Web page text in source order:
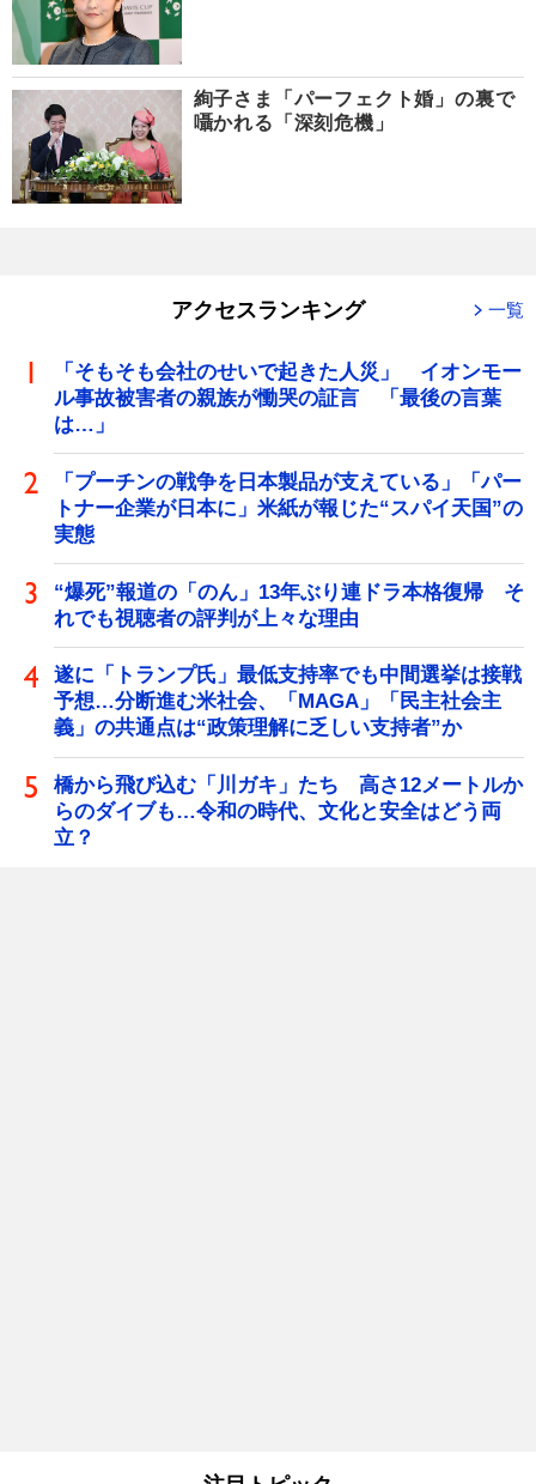
絢子さま「パーフェクト婚」の裏で
囁かれる「深刻危機」
アクセスランキング 一覧
「そもそも会社のせいで起きた人災」 イオンモー
ル事故被害者の親族が慟哭の証言 「最後の言葉
は…」
「プーチンの戦争を日本製品が支えている」「パー
トナー企業が日本に」米紙が報じた“スパイ天国”の
実態
“爆死”報道の「のん」13年ぶり連ドラ本格復帰 そ
れでも視聴者の評判が上々な理由
遂に「トランプ氏」最低支持率でも中間選挙は接戦
予想…分断進む米社会、「MAGA」「民主社会主
義」の共通点は“政策理解に乏しい支持者”か
橋から飛び込む「川ガキ」たち 高さ12メートルか
らのダイブも…令和の時代、文化と安全はどう両
立？